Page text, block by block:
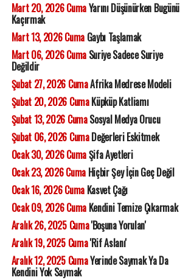
Mart 20, 2026 CumaYarını Düşünürken Bugünü
Kaçırmak
Mart 13, 2026 CumaGaybı Taşlamak
Mart 06, 2026 CumaSuriye Sadece Suriye
Değildir
Şubat 27, 2026 CumaAfrika Medrese Modeli
Şubat 20, 2026 CumaKüpküp Katliamı
Şubat 13, 2026 CumaSosyal Medya Orucu
Şubat 06, 2026 CumaDeğerleri Eskitmek
Ocak 30, 2026 CumaŞifa Ayetleri
Ocak 23, 2026 CumaHiçbir Şey İçin Geç Değil
Ocak 16, 2026 CumaKasvet Çağı
Ocak 09, 2026 CumaKendini Temize Çıkarmak
Aralık 26, 2025 Cuma'Boşuna Yorulan'
Aralık 19, 2025 Cuma'Rif Aslanı'
Aralık 12, 2025 CumaYerinde Saymak Ya Da
Kendini Yok Saymak